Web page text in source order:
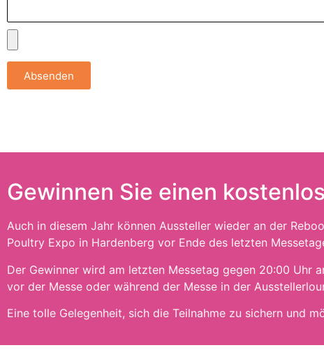
Absenden
Gewinnen Sie einen
Auch in diesem Jahr können Aussteller wieder an der
Poultry Expo in Hardenberg vor Ende des letzten
Der Gewinner wird am letzten Messetag gegen 20:00 Uhr
vor der Messe oder während der Messe in der
Eine tolle Gelegenheit, sich die Teilnahme zu sichern und